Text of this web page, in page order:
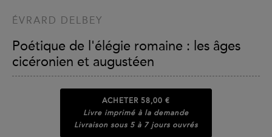
ÉVRARD DELBEY
Poétique de l'élégie romaine : les âges
cicéronien et augustéen
ACHETER 58,00 €
Livre imprimé à la demande
Livraison sous 5 à 7 jours ouvrés